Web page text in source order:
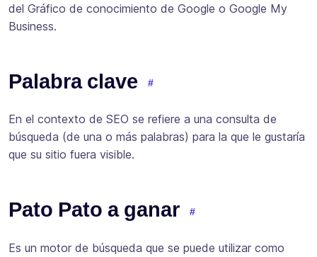
del Gráfico de conocimiento de Google o Google My
Business.
Palabra clave
En el contexto de SEO se refiere a una consulta de
búsqueda (de una o más palabras) para la que le gustaría
que su sitio fuera visible.
Pato Pato a ganar
Es un motor de búsqueda que se puede utilizar como